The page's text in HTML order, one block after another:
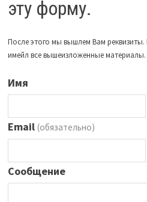
эту форму.
После этого мы вышлем Вам
имейл все вышеизложенные материалы.
Имя
Email (обязательно)
Сообщение